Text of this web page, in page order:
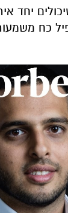
יחד
כח